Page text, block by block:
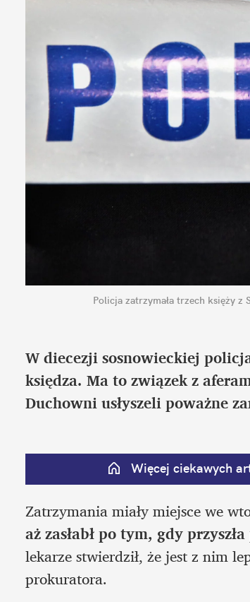
Policja zatrzymała trzech księży z
W diecezji sosnowieckiej
księdza. Ma to związek z
Duchowni usłyszeli poważne
Więcej ciekawych
Zatrzymania miały miejsce we
aż zasłabł po tym, gdy
lekarze stwierdził, że jest z nim
prokuratora.